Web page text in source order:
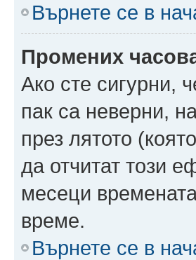
Върнете се в
Промених
Ако сте сигурни,
пак са неверни,
през лятото
да отчитат този
месеци
време.
Върнете се в